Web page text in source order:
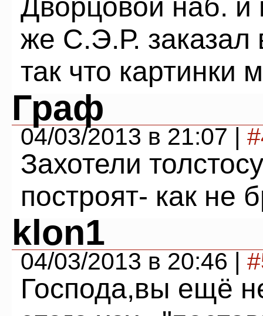
Дворцовой наб. и
же С.Э.Р. заказал
так что картинки
Граф
04/03/2013 в 21:07 |
Захотели
построят- как не
klon1
04/03/2013 в 20:46 |
Господа,вы ещё